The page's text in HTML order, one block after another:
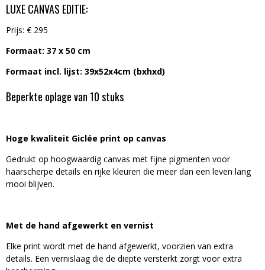
LUXE CANVAS EDITIE:
Prijs: € 295
Formaat: 37 x 50 cm
Formaat incl. lijst: 39x52x4cm (bxhxd)
Beperkte oplage van 10 stuks
Hoge kwaliteit Giclée print op canvas
Gedrukt op hoogwaardig canvas met fijne pigmenten voor
haarscherpe details en rijke kleuren die meer dan een leven lang
mooi blijven.
Met de hand afgewerkt en vernist
Elke print wordt met de hand afgewerkt, voorzien van extra
details. Een vernislaag die de diepte versterkt zorgt voor extra